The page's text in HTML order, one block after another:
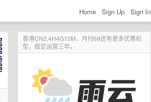
Home Sign Up Sign In
香港CN2,4H4G10M，月付69还有更多优惠机
型，稳定运营三年。